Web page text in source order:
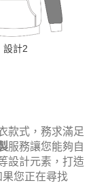
設計2
款式，務求滿足
服務讓您能夠自
設計元素，打造
您正在尋找